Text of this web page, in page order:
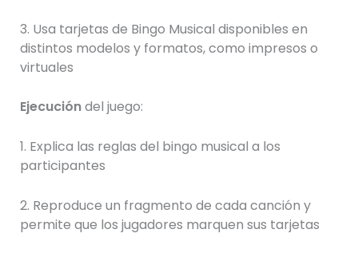
3. Usa tarjetas de Bingo Musical disponibles en
distintos modelos y formatos, como impresos o
virtuales
Ejecucióndel juego:
1. Explica las reglas del bingo musical a los
participantes
2. Reproduce un fragmento de cada canción y
permite que los jugadores marquen sus tarjetas